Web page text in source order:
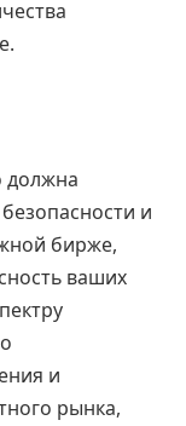
должна
и
бирже,
ваших
и
рынка,